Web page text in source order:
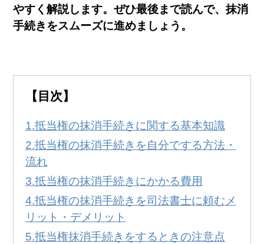
やすく解説します。ぜひ最後まで読んで、抹消
手続きをスムーズに進めましょう。
【目次】
抵当権の抹消手続きに関する基本知識
抵当権の抹消手続きを自分でする方法・
流れ
抵当権の抹消手続きにかかる費用
抵当権の抹消手続きを司法書士に頼むメ
リット・デメリット
抵当権抹消手続きをするときの注意点